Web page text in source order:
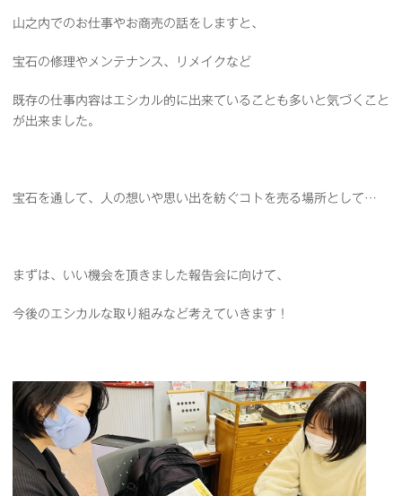
山之内でのお仕事やお商売の話をしますと、
宝石の修理やメンテナンス、リメイクなど
既存の仕事内容はエシカル的に出来ていることも多いと気づくこと
が出来ました。
宝石を通して、人の想いや思い出を紡ぐコトを売る場所として…
まずは、いい機会を頂きました報告会に向けて、
今後のエシカルな取り組みなど考えていきます！